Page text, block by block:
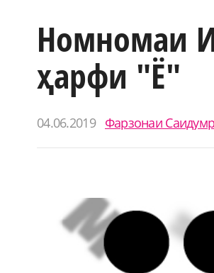
Номномаи
ҳарфи "Ё"
04.06.2019 Фарзонаи